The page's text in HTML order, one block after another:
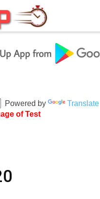
Powered by
Translate
of Test